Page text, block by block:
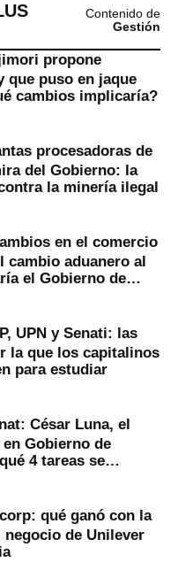
Contenido de
Gestión
propone
que puso en jaque
cambios implicaría?
procesadoras de
del Gobierno: la
la minería ilegal
en el comercio
cambio aduanero al
el Gobierno de
UPN y Senati: las
la que los capitalinos
para estudiar
César Luna, el
Gobierno de
4 tareas se
qué ganó con la
negocio de Unilever